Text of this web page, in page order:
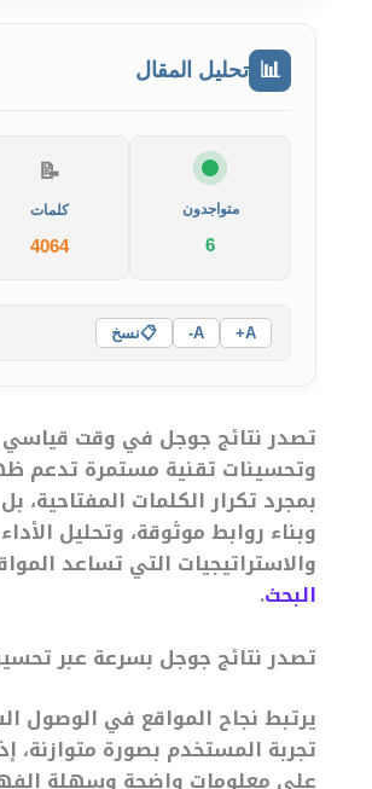
📊 تحليل المقال
متواجدون
6
📝
كلمات
4064
A+
A-
📋نسخ
تصدر نتائج جوجل في وقت قياسي
وتحسينات تقنية مستمرة تدعم
بمجرد تكرار الكلمات المفتاحية،
وبناء روابط موثوقة، وتحليل
والاستراتيجيات التي تساعد
البحث.
تصدر نتائج جوجل بسرعة عبر
يرتبط نجاح المواقع في الوصول
تجربة المستخدم بصورة متوازنة،
على معلومات واضحة وسهلة